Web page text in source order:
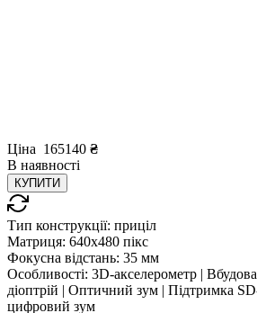
Ціна 165140 ₴
В наявності
КУПИТИ
Тип конструкції: приціл
Матриця: 640x480 пікс
Фокусна відстань: 35 мм
Особливості: 3D-акселерометр |
діоптрій | Оптичний зум | Підтримка
цифровий зум